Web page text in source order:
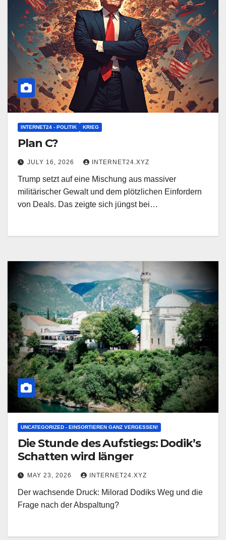
INTERNET24 - POLITIK KRIEG
Plan C?
JULY 16, 2026 INTERNET24.XYZ
Trump setzt auf eine Mischung aus massiver
militärischer Gewalt und dem plötzlichen Einfordern
von Deals. Das zeigte sich jüngst bei…
UNCATEGORIZED - EINSORTIEREN GANZ VERGESSEN!
Die Stunde des Aufstiegs: Dodik’s
Schatten wird länger
MAY 23, 2026 INTERNET24.XYZ
Der wachsende Druck: Milorad Dodiks Weg und die
Frage nach der Abspaltung?